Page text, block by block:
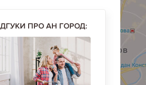
ПРО АН ГОРОД: